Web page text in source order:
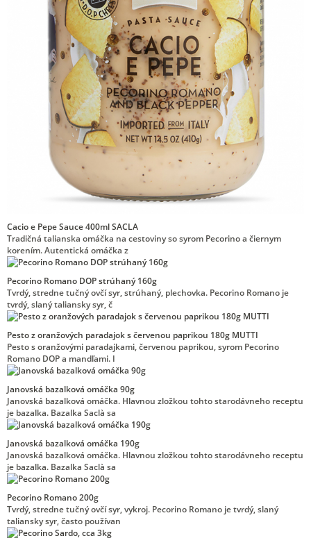
Cacio e Pepe Sauce 400ml SACLA
Tradičná talianska omáčka na cestoviny so syrom Pecorino a čiernym
korením. Autentická omáčka z
Pecorino Romano DOP strúhaný 160g
Tvrdý, stredne tučný ovčí syr, strúhaný, plechovka. Pecorino Romano je
tvrdý, slaný taliansky syr, č
Pesto z oranžových paradajok s červenou paprikou 180g MUTTI
Pesto s oranžovými paradajkami, červenou paprikou, syrom Pecorino
Romano DOP a mandľami. I
Janovská bazalková omáčka 90g
Janovská bazalková omáčka. Hlavnou zložkou tohto starodávneho receptu
je bazalka. Bazalka Saclà sa
Janovská bazalková omáčka 190g
Janovská bazalková omáčka. Hlavnou zložkou tohto starodávneho receptu
je bazalka. Bazalka Saclà sa
Pecorino Romano 200g
Tvrdý, stredne tučný ovčí syr, vykroj. Pecorino Romano je tvrdý, slaný
taliansky syr, často používan